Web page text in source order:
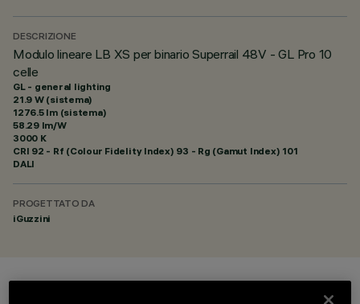
DESCRIZIONE
Modulo lineare LB XS per binario Superrail 48V - GL Pro 10
celle
GL - general lighting
21.9 W (sistema)
1276.5 lm (sistema)
58.29 lm/W
3000 K
CRI 92 - Rf (Colour Fidelity Index) 93 - Rg (Gamut Index) 101
DALI
PROGETTATO DA
iGuzzini